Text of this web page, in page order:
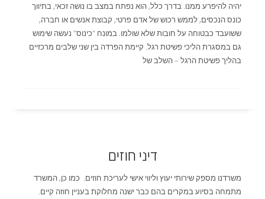
יהיה להיפרע ממנו. בדרך כלל, הוא נפתח במצב בו נושה זכאי, בתיווך
כונס הנכסים, לממש רכוש של אדם פרטי, קבוצת אנשים או חברה,
ששועבד כבטוחה על חובות שלא שולמו. במונח "כינוס" נעשה שימוש
גם במסגרת הליכי פשיטת רגל. קיימת הפרדה בין שני שלבים מרכזיים
בהליך פשיטת הרגל – השלב של
דיני חוזים
משרדנו מספק שירותי יעוץ וליווי אישי לעריכת חוזים. כמו כן, המשרד
מתמחה בסיוע במקרים בהם כבר ישנה מחלוקת בעניין חוזה קיים.